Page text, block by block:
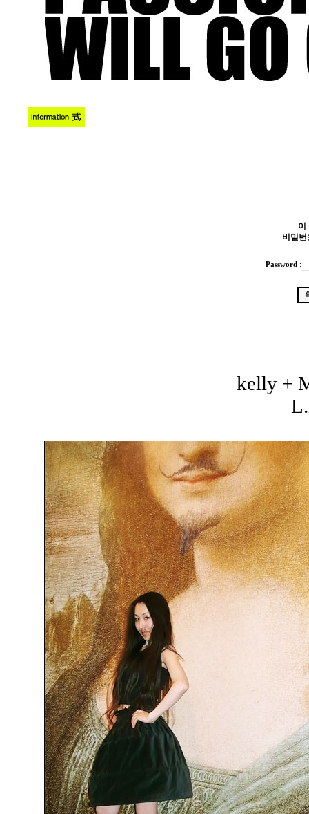
이
비밀
Password :
kelly +